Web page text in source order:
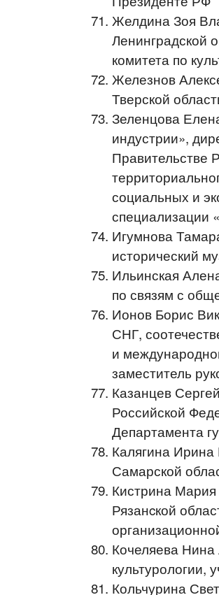
Желдина Зоя
Ленинградской
комитета по
Железнов
Тверской
Зеленцова
индустрии»,
Правительстве
социальных и
специализации
Игумнова
исторический
Ильинская
по связям с
Ионов Борис
СНГ,
и
заместитель
Казанцев
Российской
Департамента
Калягина
Самарской
Кистрина
Рязанcкой
Кочеляева
культурологии,
Кольчурина